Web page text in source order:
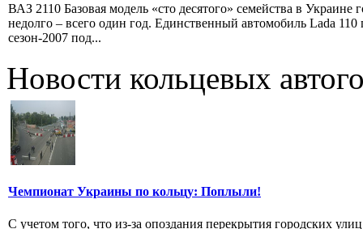
ВАЗ 2110 Базовая модель «сто десятого» семейства в Украине
недолго – всего один год. Единственный автомобиль Lada 110
сезон-2007 под...
Новости кольцевых
Чемпионат Украины по кольцу: Поплыли!
С учетом того, что из-за опоздания перекрытия городских